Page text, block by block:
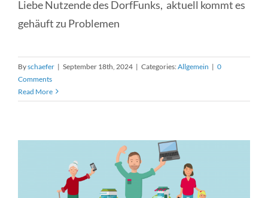
Liebe Nutzende des DorfFunks, aktuell kommt es
gehäuft zu Problemen
Byschaefer | September 18th, 2024 | Categories:Allgemein | 0
Comments
Read More